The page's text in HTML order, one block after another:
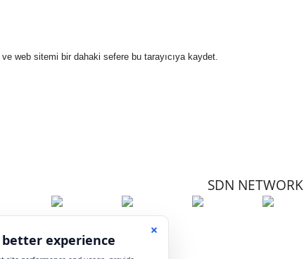
ve web sitemi bir dahaki sefere bu tarayıcıya kaydet.
SDN NETWORK